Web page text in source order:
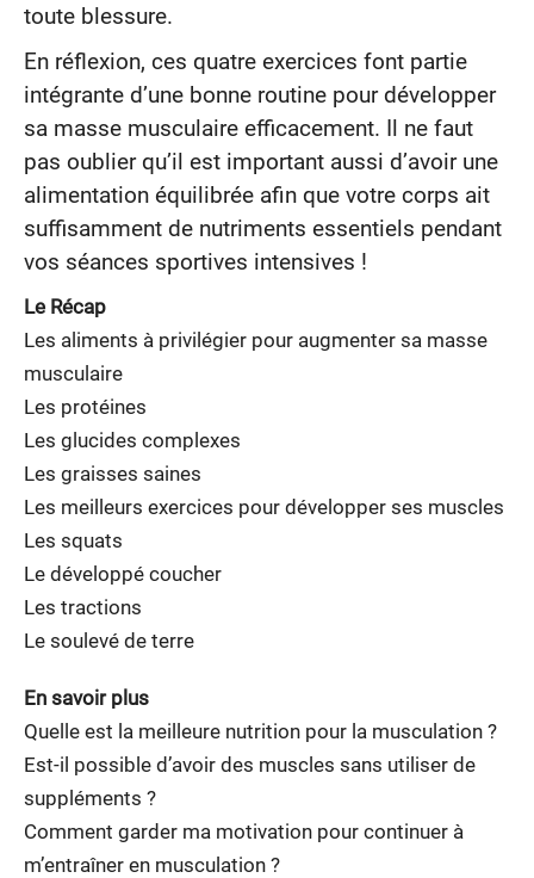
toute blessure.
En réflexion, ces quatre exercices font partie
intégrante d’une bonne routine pour développer
sa masse musculaire efficacement. Il ne faut
pas oublier qu’il est important aussi d’avoir une
alimentation équilibrée afin que votre corps ait
suffisamment de nutriments essentiels pendant
vos séances sportives intensives !
Le Récap
Les aliments à privilégier pour augmenter sa masse
musculaire
Les protéines
Les glucides complexes
Les graisses saines
Les meilleurs exercices pour développer ses muscles
Les squats
Le développé coucher
Les tractions
Le soulevé de terre
En savoir plus
Quelle est la meilleure nutrition pour la musculation ?
Est-il possible d’avoir des muscles sans utiliser de
suppléments ?
Comment garder ma motivation pour continuer à
m’entraîner en musculation ?